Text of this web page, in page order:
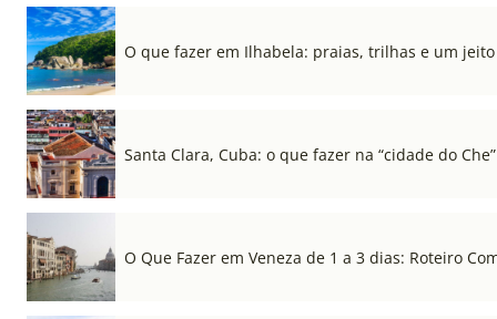
O que fazer em Ilhabela: praias, trilhas e um
Santa Clara, Cuba: o que fazer na “cidade do Che”
O Que Fazer em Veneza de 1 a 3 dias: Roteiro